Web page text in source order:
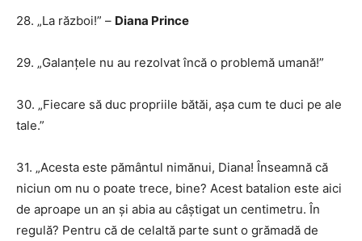
28. „La război!” – Diana Prince
29. „Galanțele nu au rezolvat încă o problemă umană!”
30. „Fiecare să duc propriile bătăi, așa cum te duci pe ale
tale.”
31. „Acesta este pământul nimănui, Diana! Înseamnă că
niciun om nu o poate trece, bine? Acest batalion este aici
de aproape un an și abia au câștigat un centimetru. În
regulă? Pentru că de celaltă parte sunt o grămadă de